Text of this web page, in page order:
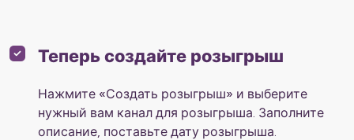
Теперь создайте розыгрыш
Нажмите «Создать розыгрыш» и выберите
нужный вам канал для розыгрыша. Заполните
описание, поставьте дату розыгрыша.